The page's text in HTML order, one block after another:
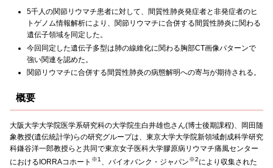
5千人の関節リウマチ患者に対して、間質性肺炎発症者と非発症者のヒ
トゲノム情報解析により、関節リウマチに合併する間質性肺炎に関わる
遺伝子領域を同定した。
今回同定した遺伝子多型は肺の線維化に関わる胸部CT画像パターンで
強い関連を認めた。
関節リウマチに合併する間質性肺炎の病態解明への寄与が期待される。
概要
大阪大学大学院医学系研究科の大学院生白井雄也さん(博士後期課程)、岡田随
象教授(遺伝統計学)らの研究グループは、東京大学大学院新領域創成科学研究
科鎌谷洋一郎教授らと共同で東京女子医科大学膠原病リウマチ痛風センター
におけるIORRAコホート ※1 、バイオバンク・ジャパン※2により収集された